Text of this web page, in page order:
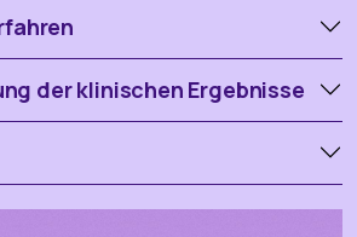
der klinischen Ergebnisse